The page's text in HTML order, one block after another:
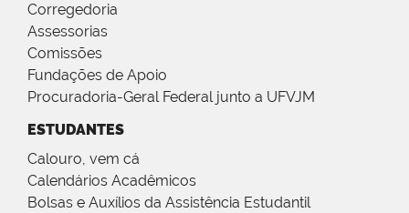
Corregedoria
Assessorias
Comissões
Fundações de Apoio
Procuradoria-Geral Federal junto a UFVJM
ESTUDANTES
Calouro, vem cá
Calendários Acadêmicos
Bolsas e Auxílios da Assistência Estudantil